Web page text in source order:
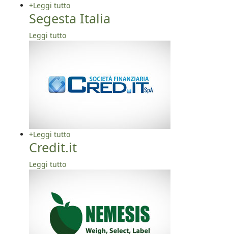
+Leggi tutto
Segesta Italia
Leggi tutto
+Leggi tutto
Credit.it
Leggi tutto